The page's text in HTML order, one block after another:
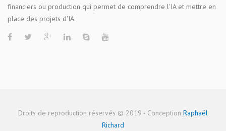
financiers ou production qui permet de comprendre l'IA et mettre en
place des projets d'IA.
Droits de reproduction réservés © 2019 - Conception Raphaël
Richard